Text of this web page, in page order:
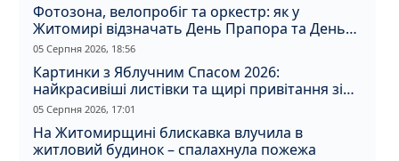
Фотозона, велопробіг та оркестр: як у
Житомирі відзначать День Прапора та День
Незалежності
05 Серпня 2026, 18:56
Картинки з Яблучним Спасом 2026:
найкрасивіші листівки та щирі привітання зі
святом
05 Серпня 2026, 17:01
На Житомирщині блискавка влучила в
житловий будинок – спалахнула пожежа